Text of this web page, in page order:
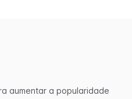
aumentar a popularidade